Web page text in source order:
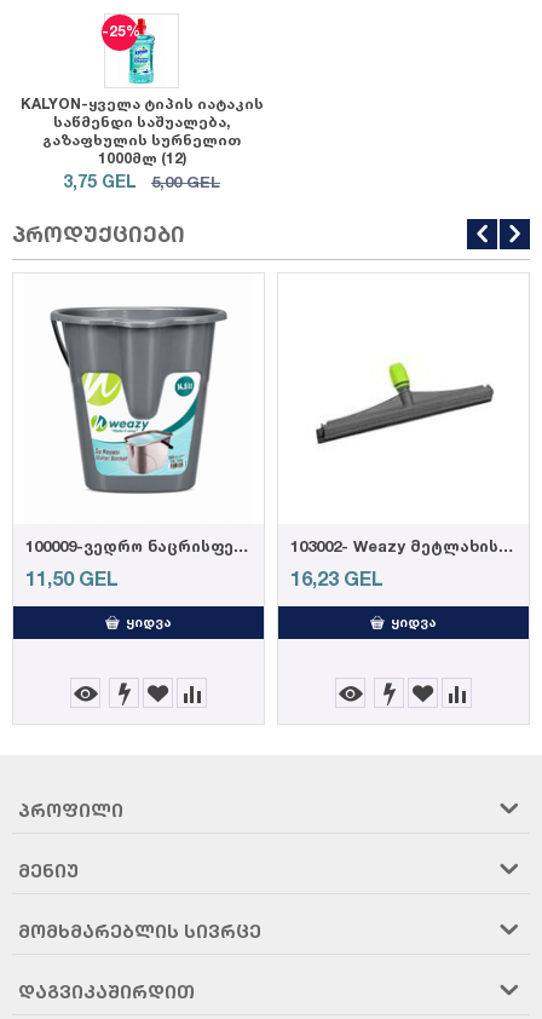
-25%
KALYON-ყველა ტიპის იატაკის
საწმენდი საშუალება,
გაზაფხულის სურნელით
1000მლ (12)
3,75 GEL 5,00 GEL
პროდუქციები
100009-ვედრო ნაცრისფერი 14,5ლ
11,50 GEL
ᲧᲘᲓᲕᲐ
103002- Weazy მეტლახის საწმენდი რეზინის პ...
16,23 GEL
ᲧᲘᲓᲕᲐ
ᲞᲠᲝᲤᲘᲚᲘ
ᲛᲔᲜᲘᲣ
ᲛᲝᲛᲮᲛᲐᲠᲔᲑᲚᲘᲡ ᲡᲘᲕᲠᲪᲔ
ᲓᲐᲒᲕᲘᲙᲐᲨᲘᲠᲓᲘᲗ